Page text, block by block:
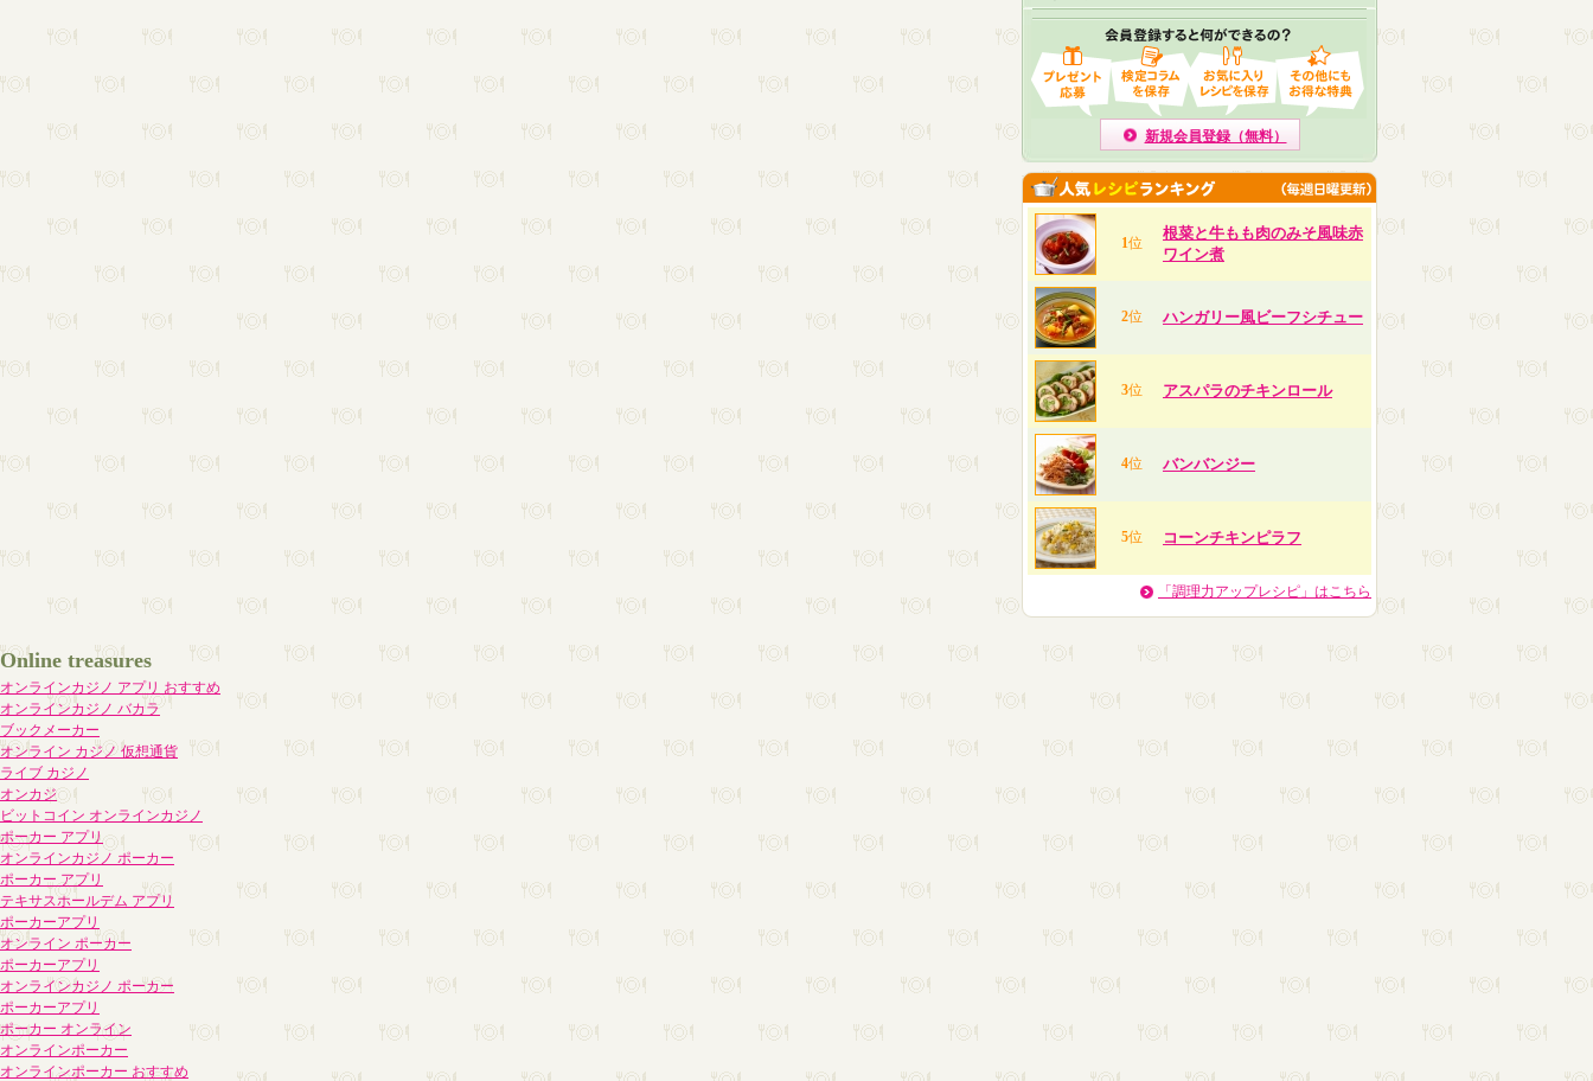
新規会員登録（無料）
1位
根菜と牛もも肉のみそ風味赤
ワイン煮
2位 ハンガリー風ビーフシチュー
3位 アスパラのチキンロール
4位 バンバンジー
5位 コーンチキンピラフ
「調理力アップレシピ」はこちら
Online treasures
オンラインカジノ アプリ おすすめ
オンラインカジノ バカラ
ブックメーカー
オンライン カジノ 仮想通貨
ライブ カジノ
オンカジ
ビットコイン オンラインカジノ
ポーカー アプリ
オンラインカジノ ポーカー
ポーカー アプリ
テキサスホールデム アプリ
ポーカーアプリ
オンライン ポーカー
ポーカーアプリ
オンラインカジノ ポーカー
ポーカーアプリ
ポーカー オンライン
オンラインポーカー
オンラインポーカー おすすめ